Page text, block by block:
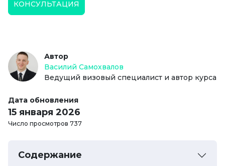
КОНСУЛЬТАЦИЯ
Автор
Василий Самохвалов
Ведущий визовый специалист и автор курса
Дата обновления
15 января 2026
Число просмотров 737
Содержание